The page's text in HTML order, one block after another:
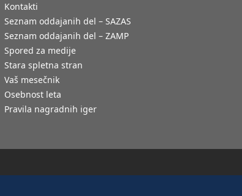
Kontakti
Seznam oddajanih del – SAZAS
Seznam oddajanih del – ZAMP
Spored za medije
Stara spletna stran
Vaš mesečnik
Osebnost leta
Pravila nagradnih iger